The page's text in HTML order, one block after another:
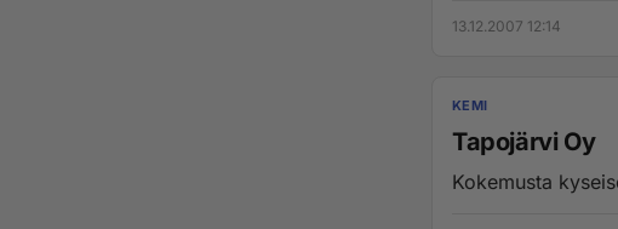
13.12.2007 12:14
KEMI
Tapojärvi Oy
Kokemusta